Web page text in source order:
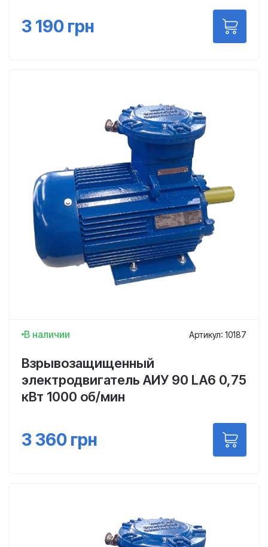
3 190 грн
В наличии Артикул: 10187
Взрывозащищенный
электродвигатель АИУ 90 LA6 0,75
кВт 1000 об/мин
3 360 грн